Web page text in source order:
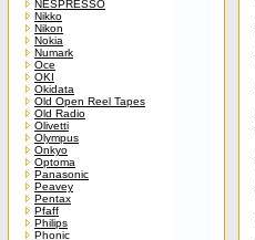
NESPRESSO
Nikko
Nikon
Nokia
Numark
Oce
OKI
Okidata
Old Open Reel Tapes
Old Radio
Olivetti
Olympus
Onkyo
Optoma
Panasonic
Peavey
Pentax
Pfaff
Philips
Phonic